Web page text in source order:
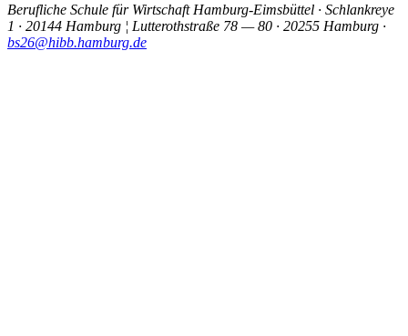
Berufliche Schule für Wirtschaft Hamburg-Eimsbüttel · Schlankreye
1 · 20144 Hamburg ¦ Lutterothstraße 78 — 80 · 20255 Hamburg ·
bs26@hibb.hamburg.de